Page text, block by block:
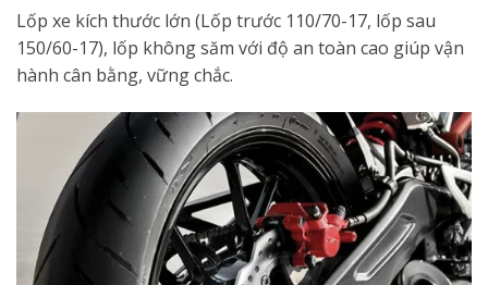
Lốp xe kích thước lớn (Lốp trước 110/70-17, lốp sau
150/60-17), lốp không săm với độ an toàn cao giúp vận
hành cân bằng, vững chắc.